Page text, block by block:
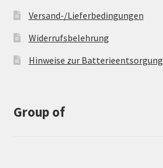
Versand-/Lieferbedingungen
Widerrufsbelehrung
Hinweise zur Batterieentsorgung
Group of